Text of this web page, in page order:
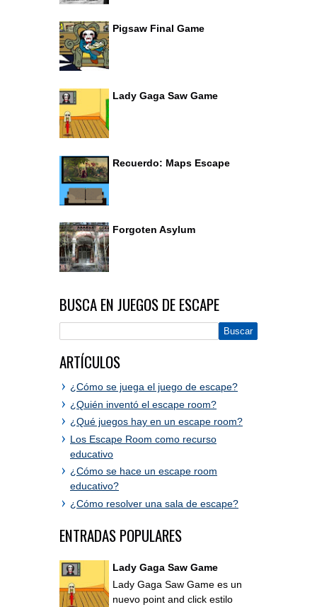
Pigsaw Final Game
Lady Gaga Saw Game
Recuerdo: Maps Escape
Forgoten Asylum
BUSCA EN JUEGOS DE ESCAPE
ARTÍCULOS
¿Cómo se juega el juego de escape?
¿Quién inventó el escape room?
¿Qué juegos hay en un escape room?
Los Escape Room como recurso
educativo
¿Cómo se hace un escape room
educativo?
¿Cómo resolver una sala de escape?
ENTRADAS POPULARES
Lady Gaga Saw Game
Lady Gaga Saw Game es un
nuevo point and click estilo